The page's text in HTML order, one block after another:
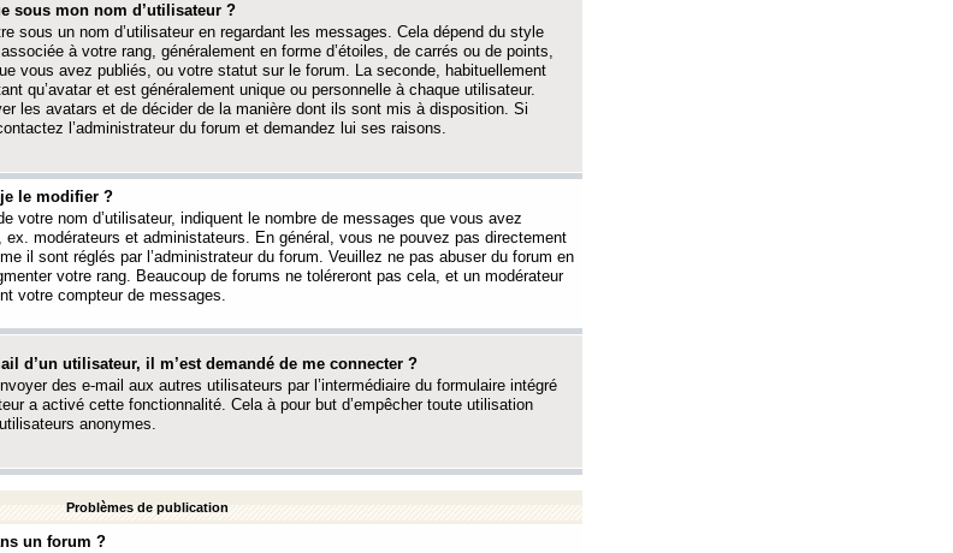
sous mon nom d’utilisateur ?
sous un nom d’utilisateur en regardant les messages. Cela dépend du style
à votre rang, généralement en forme d’étoiles, de carrés ou de points,
vous avez publiés, ou votre statut sur le forum. La seconde, habituellement
qu’avatar et est généralement unique ou personnelle à chaque utilisateur.
les avatars et de décider de la manière dont ils sont mis à disposition. Si
l’administrateur du forum et demandez lui ses raisons.
le modifier ?
votre nom d’utilisateur, indiquent le nombre de messages que vous avez
modérateurs et administateurs. En général, vous ne pouvez pas directement
il sont réglés par l’administrateur du forum. Veuillez ne pas abuser du forum en
votre rang. Beaucoup de forums ne toléreront pas cela, et un modérateur
votre compteur de messages.
d’un utilisateur, il m’est demandé de me connecter ?
des e-mail aux autres utilisateurs par l’intermédiaire du formulaire intégré
a activé cette fonctionnalité. Cela à pour but d’empêcher toute utilisation
anonymes.
Problèmes de publication
un forum ?